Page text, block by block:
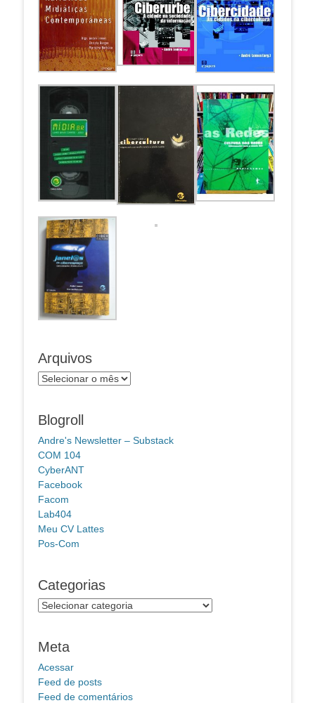
Arquivos
Arquivos
Blogroll
Andre's Newsletter – Substack
COM 104
CyberANT
Facebook
Facom
Lab404
Meu CV Lattes
Pos-Com
Categorias
Categorias
Meta
Acessar
Feed de posts
Feed de comentários